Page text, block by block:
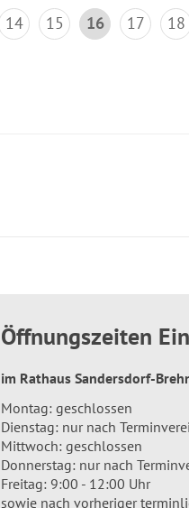
14 15 16 17 18
Öffnungszeiten
im Rathaus Sandersdorf-
Montag: geschlossen
Dienstag: nur nach
Mittwoch: geschlossen
Donnerstag: nur nach
Freitag: 9:00 - 12:00 Uhr
sowie nach vorheriger